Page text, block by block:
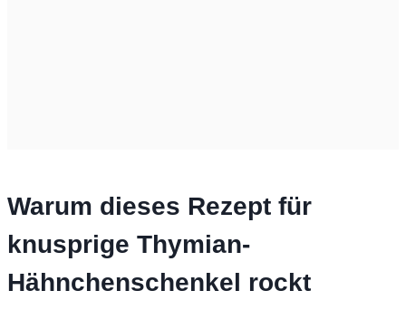
Warum dieses Rezept für
knusprige Thymian-
Hähnchenschenkel rockt